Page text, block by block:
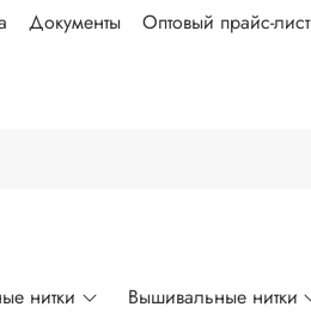
Документы Оптовый прайс-лист
нитки Вышивальные нитки